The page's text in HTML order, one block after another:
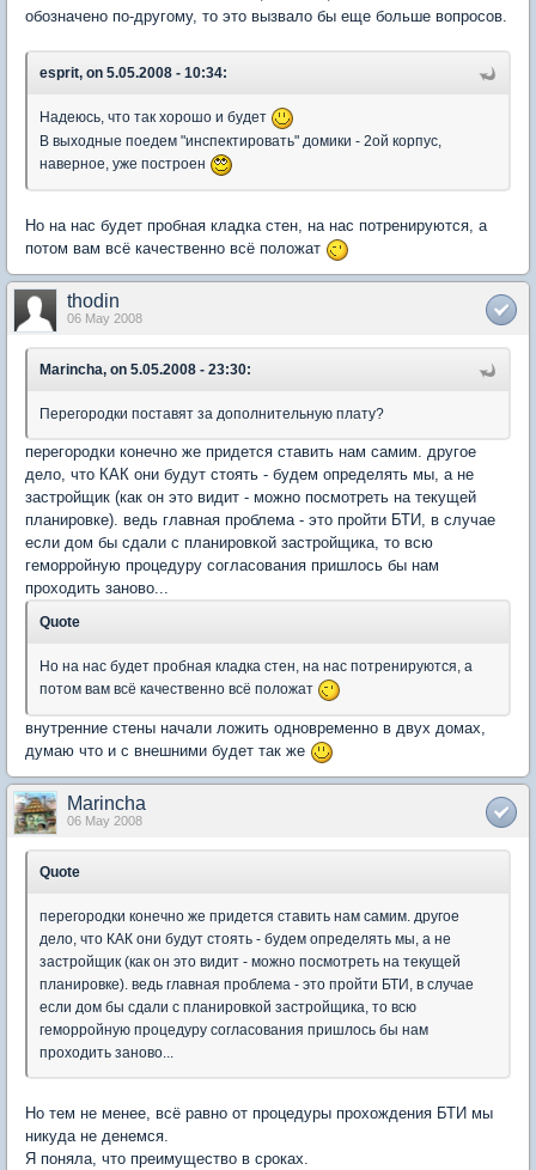
обозначено по-другому, то это вызвало бы еще больше вопросов.
esprit, on 5.05.2008 - 10:34:
Надеюсь, что так хорошо и будет
В выходные поедем "инспектировать" домики - 2ой корпус,
наверное, уже построен
Но на нас будет пробная кладка стен, на нас потренируются, а
потом вам всё качественно всё положат
thodin
06 May 2008
Marincha, on 5.05.2008 - 23:30:
Перегородки поставят за дополнительную плату?
перегородки конечно же придется ставить нам самим. другое
дело, что КАК они будут стоять - будем определять мы, а не
застройщик (как он это видит - можно посмотреть на текущей
планировке). ведь главная проблема - это пройти БТИ, в случае
если дом бы сдали с планировкой застройщика, то всю
геморройную процедуру согласования пришлось бы нам
проходить заново...
Quote
Но на нас будет пробная кладка стен, на нас потренируются, а
потом вам всё качественно всё положат
внутренние стены начали ложить одновременно в двух домах,
думаю что и с внешними будет так же
Marincha
06 May 2008
Quote
перегородки конечно же придется ставить нам самим. другое
дело, что КАК они будут стоять - будем определять мы, а не
застройщик (как он это видит - можно посмотреть на текущей
планировке). ведь главная проблема - это пройти БТИ, в случае
если дом бы сдали с планировкой застройщика, то всю
геморройную процедуру согласования пришлось бы нам
проходить заново...
Но тем не менее, всё равно от процедуры прохождения БТИ мы
никуда не денемся.
Я поняла, что преимущество в сроках.